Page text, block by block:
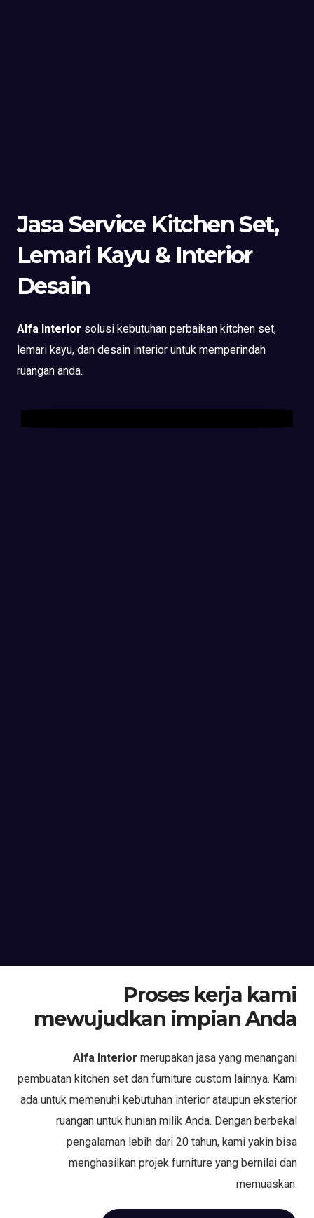
Jasa Service Kitchen Set,
Lemari Kayu & Interior
Desain
Alfa Interior solusi kebutuhan perbaikan kitchen set,
lemari kayu, dan desain interior untuk memperindah
ruangan anda.
Proses kerja kami
mewujudkan impian Anda
Alfa Interior merupakan jasa yang menangani
pembuatan kitchen set dan furniture custom lainnya. Kami
ada untuk memenuhi kebutuhan interior ataupun eksterior
ruangan untuk hunian milik Anda. Dengan berbekal
pengalaman lebih dari 20 tahun, kami yakin bisa
menghasilkan projek furniture yang bernilai dan
memuaskan.